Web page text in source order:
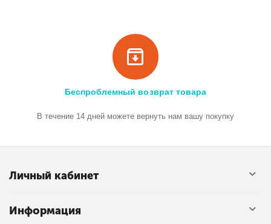
Беспроблемный возврат товара
В течение 14 дней можете вернуть нам вашу покупку
Личный кабинет
Информация